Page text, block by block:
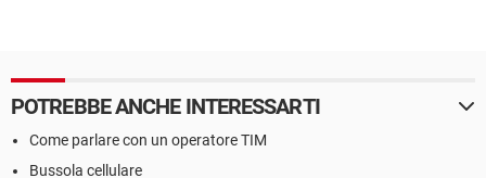
POTREBBE ANCHE INTERESSARTI
Come parlare con un operatore TIM
Bussola cellulare